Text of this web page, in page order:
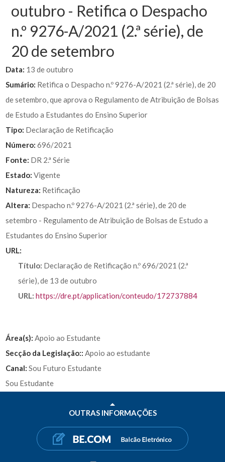
outubro - Retifica o Despacho
n.º 9276-A/2021 (2.ª série), de
20 de setembro
Data: 13 de outubro
Sumário: Retifica o Despacho n.º 9276-A/2021 (2.ª série), de 20
de setembro, que aprova o Regulamento de Atribuição de Bolsas
de Estudo a Estudantes do Ensino Superior
Tipo: Declaração de Retificação
Número:696/2021
Fonte: DR 2.ª Série
Estado:Vigente
Natureza: Retificação
Altera: Despacho n.º 9276-A/2021 (2.ª série), de 20 de
setembro - Regulamento de Atribuição de Bolsas de Estudo a
Estudantes do Ensino Superior
URL:
Título: Declaração de Retificação n.º 696/2021 (2.ª
série), de 13 de outubro
URL:https://dre.pt/application/conteudo/172737884
Área(s):Apoio ao Estudante
Secção da Legislação::Apoio ao estudante
Canal:Sou Futuro Estudante
Sou Estudante
OUTRAS INFORMAÇÕES